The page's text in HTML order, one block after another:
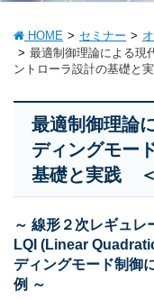
HOME セミナー
最適制御理論による現
ントローラ設計の基礎と
最適制御理論
ディングモー
基礎と実践
～ 線形２次レギュレ
LQI (Linear
ディングモード制御
例 ～